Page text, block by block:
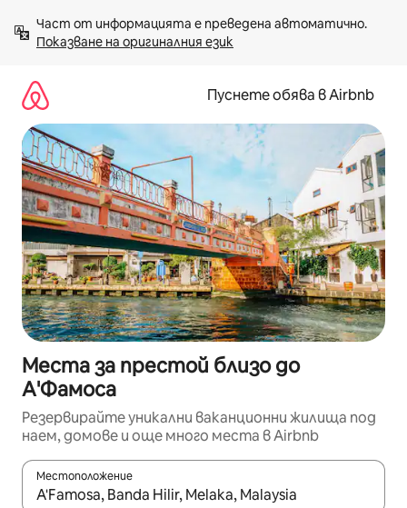
към
съдържанието
Показване на оригиналния език
Пуснете обява в Airbnb
Места за престой близо до
А'Фамоса
Резервирайте уникални ваканционни жилища под
наем, домове и още много места в Airbnb
Местоположение
Когато резултатите се покажат, използвайте